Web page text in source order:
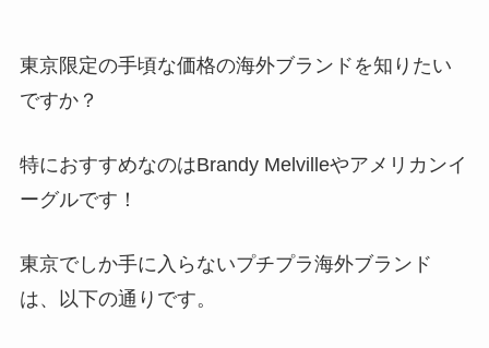
東京限定の手頃な価格の海外ブランドを知りたい
ですか？
特におすすめなのはBrandy Melvilleやアメリカンイ
ーグルです！
東京でしか手に入らないプチプラ海外ブランド
は、以下の通りです。